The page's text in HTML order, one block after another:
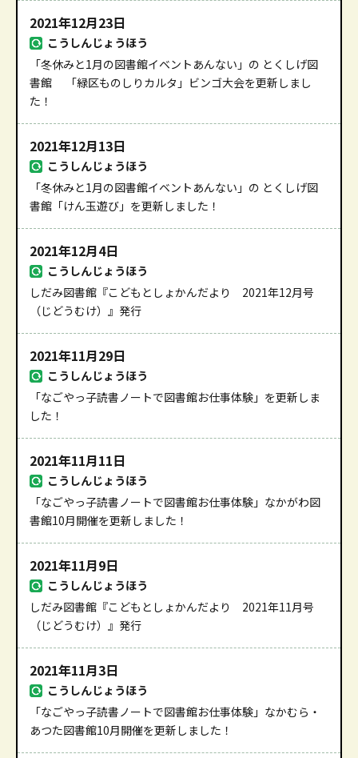
2021年12月23日
こうしんじょうほう
「冬休みと1月の図書館イベントあんない」の とくしげ図
書館 「緑区ものしりカルタ」ビンゴ大会を更新しまし
た！
2021年12月13日
こうしんじょうほう
「冬休みと1月の図書館イベントあんない」の とくしげ図
書館「けん玉遊び」を更新しました！
2021年12月4日
こうしんじょうほう
しだみ図書館『こどもとしょかんだより 2021年12月号
（じどうむけ）』発行
2021年11月29日
こうしんじょうほう
「なごやっ子読書ノートで図書館お仕事体験」を更新しま
した！
2021年11月11日
こうしんじょうほう
「なごやっ子読書ノートで図書館お仕事体験」なかがわ図
書館10月開催を更新しました！
2021年11月9日
こうしんじょうほう
しだみ図書館『こどもとしょかんだより 2021年11月号
（じどうむけ）』発行
2021年11月3日
こうしんじょうほう
「なごやっ子読書ノートで図書館お仕事体験」なかむら・
あつた図書館10月開催を更新しました！